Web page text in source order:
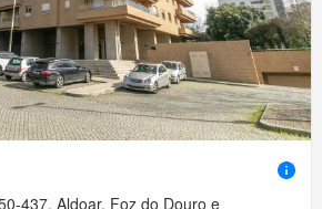
437, Aldoar, Foz do Douro e